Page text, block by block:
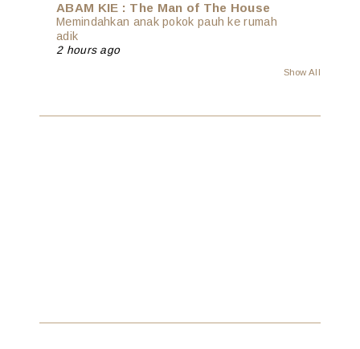
ABAM KIE : The Man of The House
Memindahkan anak pokok pauh ke rumah
adik
2 hours ago
Show All